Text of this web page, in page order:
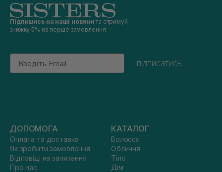
Підпишись на наші новини та отримуй
знижку 5% на перше замовлення
Email
підписатись
ДОПОМОГА
Оплата та доставка
Як зробити замовлення
Відповіді на запитання
Про нас
КАТАЛОГ
Волосся
Обличчя
Тіло
Дім